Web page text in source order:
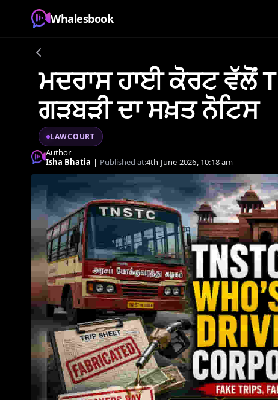
Whalesbook
ਮਦਰਾਸ ਹਾਈ ਕੋਰਟ ਵੱਲੋਂ
ਗੜਬੜੀ ਦਾ ਸਖ਼ਤ ਨੋਟਿਸ
LAWCOURT
Author
Isha Bhatia | Published at:4th June 2026, 10:18 am